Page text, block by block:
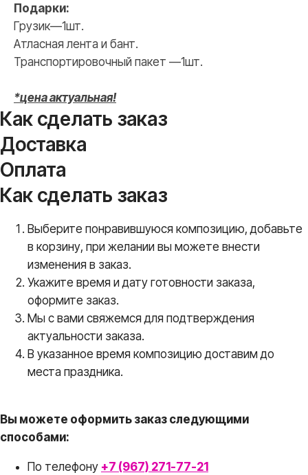
Подарки:
Грузик—1шт.
Атласная лента и бант.
Транспортировочный пакет —1шт.
*цена актуальная!
Как сделать заказ
Доставка
Оплата
Как сделать заказ
Выберите понравившуюся композицию, добавьте
в корзину, при желании вы можете внести
изменения в заказ.
Укажите время и дату готовности заказа,
оформите заказ.
Мы с вами свяжемся для подтверждения
актуальности заказа.
В указанное время композицию доставим до
места праздника.
Вы можете оформить заказ следующими
способами:
По телефону +7 (967) 271-77-21